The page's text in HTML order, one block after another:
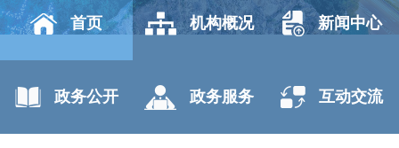
首页 机构概况 新闻中心
政务公开 政务服务 互动交流